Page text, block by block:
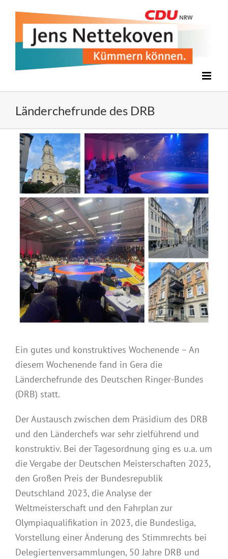
Länderchefrunde des DRB
Zeige
grösseres
Bild
Ein gutes und konstruktives Wochenende – An
diesem Wochenende fand in Gera die
Länderchefrunde des Deutschen Ringer-Bundes
(DRB) statt.
Der Austausch zwischen dem Präsidium des DRB
und den Länderchefs war sehr zielführend und
konstruktiv. Bei der Tagesordnung ging es u.a. um
die Vergabe der Deutschen Meisterschaften 2023,
den Großen Preis der Bundesrepublik
Deutschland 2023, die Analyse der
Weltmeisterschaft und den Fahrplan zur
Olympiaqualifikation in 2023, die Bundesliga,
Vorstellung einer Änderung des Stimmrechts bei
Delegiertenversammlungen, 50 Jahre DRB und